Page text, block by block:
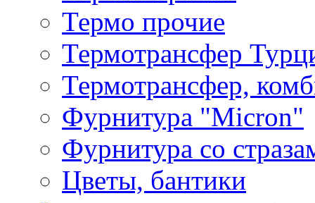
Термо прочие
Термотрансфер
Термотрансфер,
Фурнитура "Micron"
Фурнитура со
Цветы, бантики